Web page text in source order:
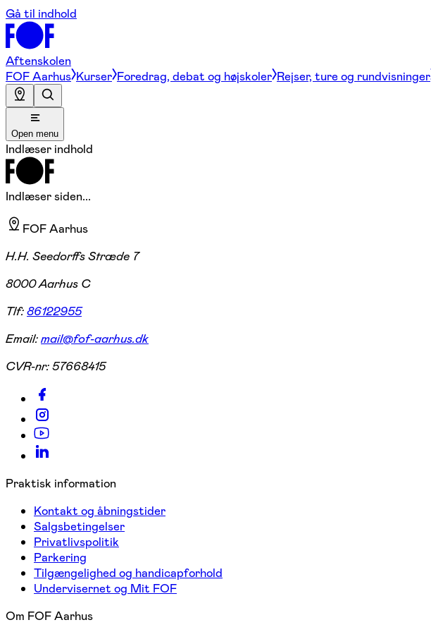
Gå til indhold
Aftenskolen
FOF Aarhus Kurser Foredrag, debat og højskoler Rejser, ture og rundvisninger
Open menu
Indlæser indhold
Indlæser siden...
FOF Aarhus
H.H. Seedorffs Stræde 7
8000 Aarhus C
Tlf:86122955
Email:mail@fof-aarhus.dk
CVR-nr:57668415
Praktisk information
Kontakt og åbningstider
Salgsbetingelser
Privatlivspolitik
Parkering
Tilgængelighed og handicapforhold
Undervisernet og Mit FOF
Om FOF Aarhus